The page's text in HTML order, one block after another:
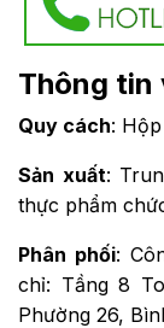
Thông tin
Quy cách:
Sản xuất:
thực phẩm
Phân phối:
chỉ: Tầng 8
Phường 26,